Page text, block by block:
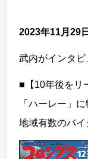
2023年11月29
武内がインタビ
■【10年後をリ
「ハーレー」
地域有数のバ